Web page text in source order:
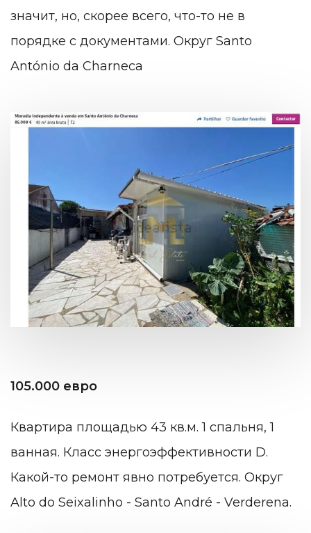
значит, но, скорее всего, что-то не в
порядке с документами. Округ Santo
António da Charneca
105.000 евро
Квартира площадью 43 кв.м. 1 спальня, 1
ванная. Класс энергоэффективности D.
Какой-то ремонт явно потребуется. Округ
Alto do Seixalinho - Santo André - Verderena.